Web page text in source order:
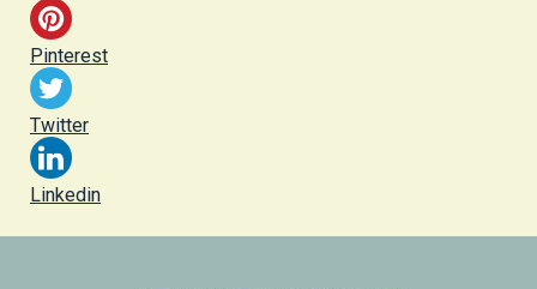
Pinterest
Twitter
Linkedin